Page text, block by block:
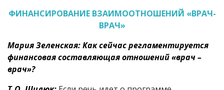
ФИНАНСИРОВАНИЕ ВЗАИМООТНОШЕНИЙ «ВРАЧ-
ВРАЧ»
Мария Зеленская: Как сейчас регламентируется
финансовая составляющая отношений «врач –
врач»?